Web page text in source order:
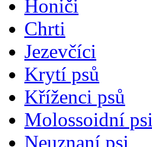
Honiči
Chrti
Jezevčíci
Krytí psů
Kříženci psů
Molossoidní psi
Neuznaní psi